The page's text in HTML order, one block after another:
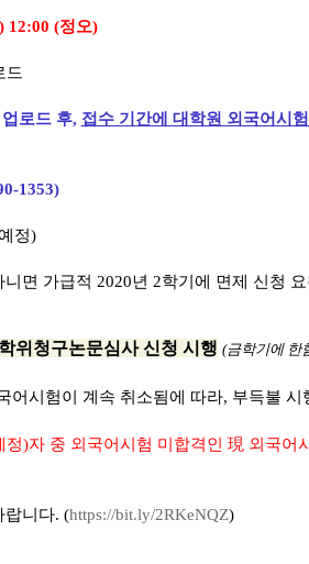
12:00 (정오)
드
로드 후, 접수 기간에 대학원 외국어시
1353)
정)
면 가급적 2020년 2학기에 면제 신청
위청구논문심사 신청 시행 (금학기에 한
어시험이 계속 취소됨에 따라, 부득불 시
정)자 중 외국어시험 미합격인 現 외국어
랍니다. (https://bit.ly/2RKeNQZ)